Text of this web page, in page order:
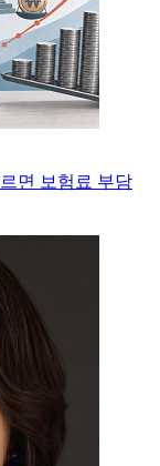
면 보험료 부담